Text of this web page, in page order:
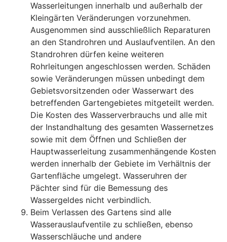
Wasserleitungen innerhalb und außerhalb der
Kleingärten Veränderungen vorzunehmen.
Ausgenommen sind ausschließlich Reparaturen
an den Standrohren und Auslaufventilen. An den
Standrohren dürfen keine weiteren
Rohrleitungen angeschlossen werden. Schäden
sowie Veränderungen müssen unbedingt dem
Gebietsvorsitzenden oder Wasserwart des
betreffenden Gartengebietes mitgeteilt werden.
Die Kosten des Wasserverbrauchs und alle mit
der Instandhaltung des gesamten Wassernetzes
sowie mit dem Öffnen und Schließen der
Hauptwasserleitung zusammenhängende Kosten
werden innerhalb der Gebiete im Verhältnis der
Gartenfläche umgelegt. Wasseruhren der
Pächter sind für die Bemessung des
Wassergeldes nicht verbindlich.
Beim Verlassen des Gartens sind alle
Wasserauslaufventile zu schließen, ebenso
Wasserschläuche und andere